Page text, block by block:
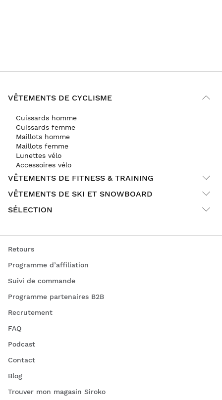
VÊTEMENTS DE CYCLISME
Cuissards homme
Cuissards femme
Maillots homme
Maillots femme
Lunettes vélo
Accessoires vélo
VÊTEMENTS DE FITNESS & TRAINING
VÊTEMENTS DE SKI ET SNOWBOARD
SÉLECTION
Retours
Programme d’affiliation
Suivi de commande
Programme partenaires B2B
Recrutement
FAQ
Podcast
Contact
Blog
Trouver mon magasin Siroko